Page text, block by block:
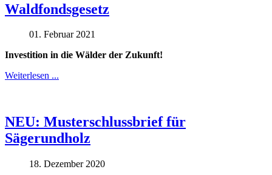
Waldfondsgesetz
01. Februar 2021
Investition in die Wälder der Zukunft!
Weiterlesen ...
NEU: Musterschlussbrief für
Sägerundholz
18. Dezember 2020